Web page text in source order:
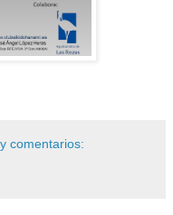
comentarios: